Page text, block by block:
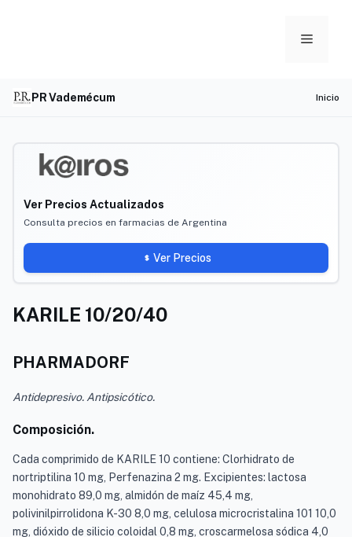
Menu
PR Vademécum Inicio
Ver Precios Actualizados
Consulta precios en farmacias de Argentina
Ver Precios
KARILE 10/20/40
PHARMADORF
Antidepresivo. Antipsicótico.
Composición.
Cada comprimido de KARILE 10 contiene: Clorhidrato de
nortriptilina 10 mg, Perfenazina 2 mg. Excipientes: lactosa
monohidrato 89,0 mg, almidón de maíz 45,4 mg,
polivinilpirrolidona K-30 8,0 mg, celulosa microcristalina 101 10,0
mg, dióxido de silicio coloidal 0,8 mg, croscarmelosa sódica 4,0